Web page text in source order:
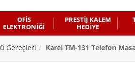
OFİS
ELEKTRONİĞİ
PRESTİJ KALEM
HEDİYE
Gereçleri Karel TM-131 Telefon